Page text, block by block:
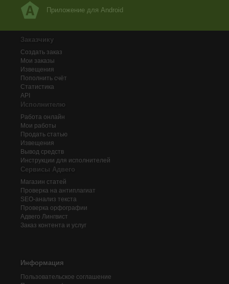
Приложение для Android
Заказчику
Создать заказ
Мои заказы
Извещения
Пополнить счёт
Статистика
API
Исполнителю
Работа онлайн
Мои работы
Продать статью
Извещения
Вывод средств
Инструкции для исполнителей
Сервисы Адвего
Магазин статей
Проверка на антиплагиат
SEO-анализ текста
Проверка орфографии
Адвего Лингвист
Заказ контента и услуг
Информация
Пользовательское соглашение